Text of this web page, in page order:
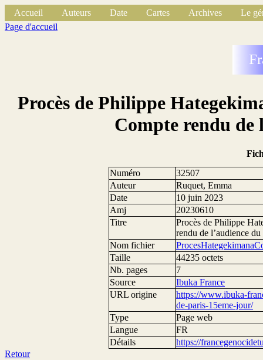
Accueil Auteurs Date Cartes Archives
Le
Page d'accueil
Procès de Philippe
Compte rendu de
Numéro
32507
Auteur
Ruquet, Emma
Date
10 juin 2023
Amj
20230610
Titre
Procès de Philippe
rendu de l’audience
Nom fichier
Taille
44235 octets
Nb. pages
7
Source
Ibuka France
URL origine
https://www.ibuka-
de-paris-15eme-jour/
Type
Page web
Langue
FR
Détails
https://
Retour